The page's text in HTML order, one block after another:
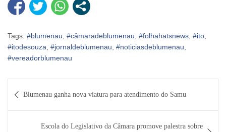
Tags: #blumenau, #câmaradeblumenau, #folhahatsnews, #ito,
#itodesouza, #jornaldeblumenau, #noticiasdeblumenau,
#vereadorblumenau
de
Blumenau ganha nova viatura para atendimento do Samu
Escola do Legislativo da Câmara promove palestra sobre